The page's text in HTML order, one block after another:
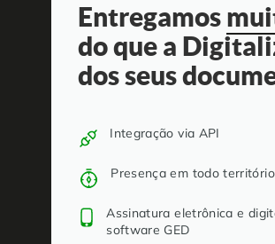
Entregamos
do que a
dos seus
Integração via API
Presença em todo
Assinatura eletrônica e
software GED